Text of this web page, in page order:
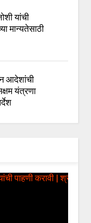
यांची
मान्यतेसाठी
आदेशांची
यंत्रणा